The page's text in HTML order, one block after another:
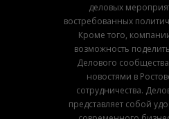
деловых
востребованных
Кроме того,
возможность
Делового
новостями в
сотрудничества.
представляет собой